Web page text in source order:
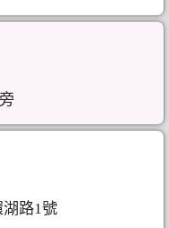
路1號